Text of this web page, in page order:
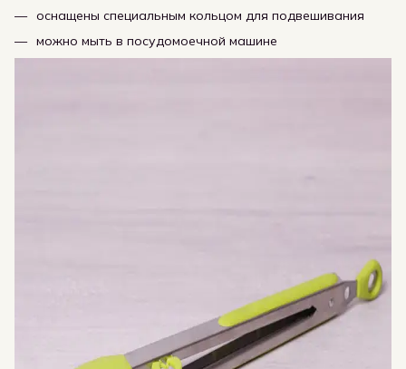
оснащены специальным кольцом для подвешивания
можно мыть в посудомоечной машине